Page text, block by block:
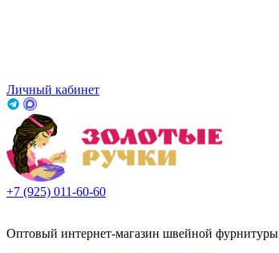
Личный кабинет
+7 (925) 011-60-60
Оптовый интернет-магазин швейной фурнитуры